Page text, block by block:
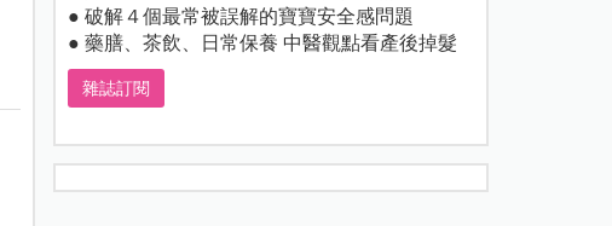
● 破解４個最常被誤解的寶寶安全感問題
● 藥膳、茶飲、日常保養 中醫觀點看產後掉髮
雜誌訂閱